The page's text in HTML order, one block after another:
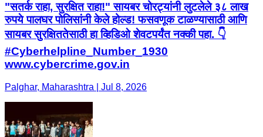
"सतर्क राहा, सुरक्षित राहा!" सायबर चोरट्यांनी लुटलेले ३८ लाख
रुपये पालघर पोलिसांनी केले होल्ड! फसवणूक टाळण्यासाठी आणि
सायबर सुरक्षिततेसाठी हा व्हिडिओ शेवटपर्यंत नक्की पहा. 👇
#Cyberhelpline_Number_1930
www.cybercrime.gov.in
Palghar, Maharashtra | Jul 8, 2026